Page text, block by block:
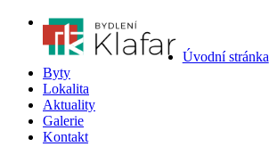
Úvodní stránka
Byty
Lokalita
Aktuality
Galerie
Kontakt